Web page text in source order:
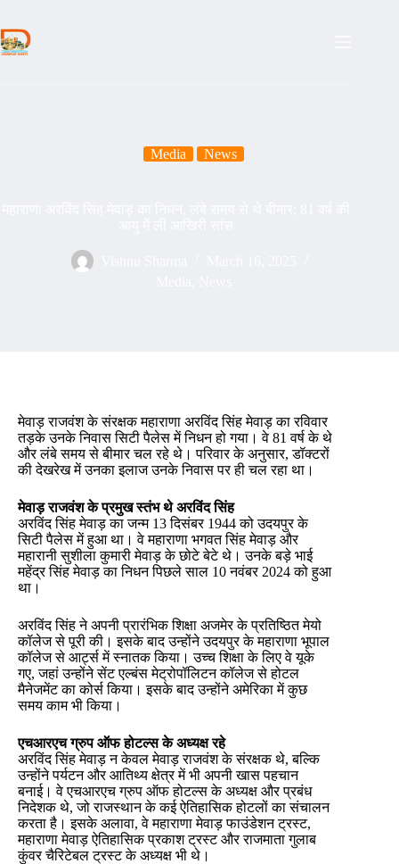
content
Media News
मेवाड़ राजवंश के संरक्षक महाराणा अरविंद सिंह मेवाड़ का रविवार
तड़के उनके निवास सिटी पैलेस में निधन हो गया। वे 81 वर्ष के थे
और लंबे समय से बीमार चल रहे थे। परिवार के अनुसार, डॉक्टरों
की देखरेख में उनका इलाज उनके निवास पर ही चल रहा था।
मेवाड़ राजवंश के प्रमुख स्तंभ थे अरविंद सिंह
अरविंद सिंह मेवाड़ का जन्म 13 दिसंबर 1944 को उदयपुर के
सिटी पैलेस में हुआ था। वे महाराणा भगवत सिंह मेवाड़ और
महारानी सुशीला कुमारी मेवाड़ के छोटे बेटे थे। उनके बड़े भाई
महेंद्र सिंह मेवाड़ का निधन पिछले साल 10 नवंबर 2024 को हुआ
था।
अरविंद सिंह ने अपनी प्रारंभिक शिक्षा अजमेर के प्रतिष्ठित मेयो
कॉलेज से पूरी की। इसके बाद उन्होंने उदयपुर के महाराणा भूपाल
कॉलेज से आर्ट्स में स्नातक किया। उच्च शिक्षा के लिए वे यूके
गए, जहां उन्होंने सेंट एल्बंस मेट्रोपॉलिटन कॉलेज से होटल
मैनेजमेंट का कोर्स किया। इसके बाद उन्होंने अमेरिका में कुछ
समय काम भी किया।
एचआरएच ग्रुप ऑफ होटल्स के अध्यक्ष रहे
अरविंद सिंह मेवाड़ न केवल मेवाड़ राजवंश के संरक्षक थे, बल्कि
उन्होंने पर्यटन और आतिथ्य क्षेत्र में भी अपनी खास पहचान
बनाई। वे एचआरएच ग्रुप ऑफ होटल्स के अध्यक्ष और प्रबंध
निदेशक थे, जो राजस्थान के कई ऐतिहासिक होटलों का संचालन
करता है। इसके अलावा, वे महाराणा मेवाड़ फाउंडेशन ट्रस्ट,
महाराणा मेवाड़ ऐतिहासिक प्रकाश ट्रस्ट और राजमाता गुलाब
कुंवर चैरिटेबल ट्रस्ट के अध्यक्ष भी थे।